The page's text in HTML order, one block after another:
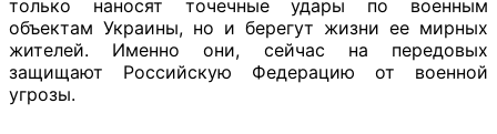
только наносят точечные удары по военным
объектам Украины, но и берегут жизни ее мирных
жителей. Именно они, сейчас на передовых
защищают Российскую Федерацию от военной
угрозы.